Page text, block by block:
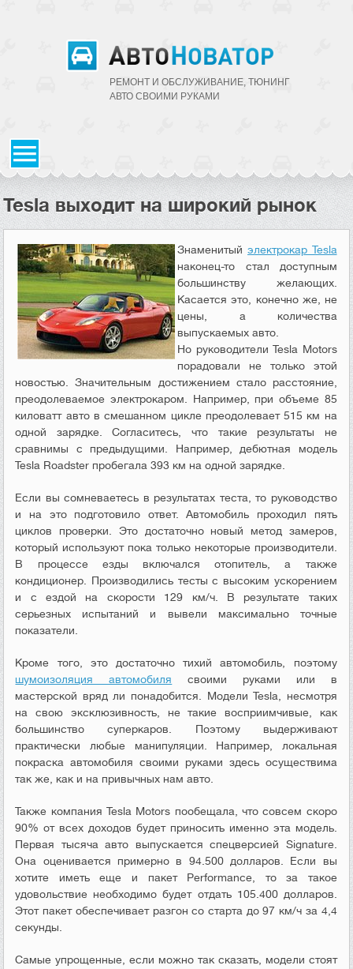
РЕМОНТ И ОБСЛУЖИВАНИЕ, ТЮНИНГ
АВТО CВОИМИ РУКАМИ
Tesla выходит на широкий рынок
Знаменитый электрокар Tesla
наконец-то стал доступным
большинству желающих.
Касается это, конечно же, не
цены, а количества
выпускаемых авто.
Но руководители Tesla Motors
порадовали не только этой
новостью. Значительным достижением стало расстояние,
преодолеваемое электрокаром. Например, при объеме 85
киловатт авто в смешанном цикле преодолевает 515 км на
одной зарядке. Согласитесь, что такие результаты не
сравнимы с предыдущими. Например, дебютная модель
Tesla Roadster пробегала 393 км на одной зарядке.
Если вы сомневаетесь в результатах теста, то руководство
и на это подготовило ответ. Автомобиль проходил пять
циклов проверки. Это достаточно новый метод замеров,
который используют пока только некоторые производители.
В процессе езды включался отопитель, а также
кондиционер. Производились тесты с высоким ускорением
и с ездой на скорости 129 км/ч. В результате таких
серьезных испытаний и вывели максимально точные
показатели.
Кроме того, это достаточно тихий автомобиль, поэтому
шумоизоляция автомобиля своими руками или в
мастерской вряд ли понадобится. Модели Tesla, несмотря
на свою эксклюзивность, не такие восприимчивые, как
большинство суперкаров. Поэтому выдерживают
практически любые манипуляции. Например, локальная
покраска автомобиля своими руками здесь осуществима
так же, как и на привычных нам авто.
Также компания Tesla Motors пообещала, что совсем скоро
90% от всех доходов будет приносить именно эта модель.
Первая тысяча авто выпускается спецверсией Signature.
Она оценивается примерно в 94.500 долларов. Если вы
хотите иметь еще и пакет Performance, то за такое
удовольствие необходимо будет отдать 105.400 долларов.
Этот пакет обеспечивает разгон со старта до 97 км/ч за 4,4
секунды.
Самые упрощенные, если можно так сказать, модели стоят